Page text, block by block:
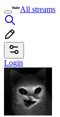
All streams
Login